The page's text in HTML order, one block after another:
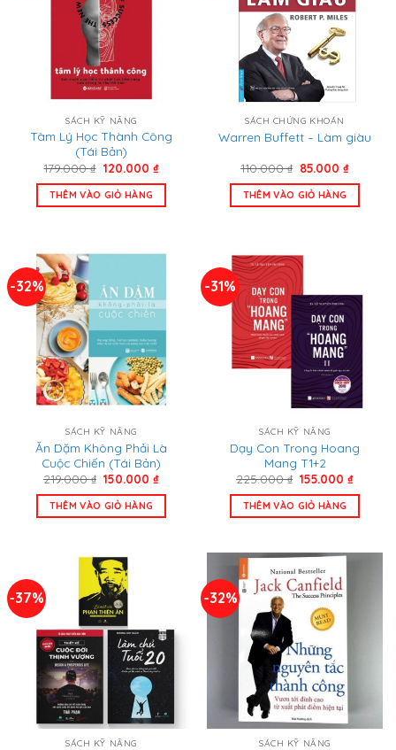
SÁCH KỸ NĂNG
Tâm Lý Học Thành Công
(Tái Bản)
179.000₫ Giá
là:
179.000 ₫.
120.000 ₫Giá
tại
THÊM VÀO GIỎ HÀNG
SÁCH CHỨNG KHOÁN
Warren Buffett – Làm giàu
110.000₫ Giá
là:
110.000 ₫.
85.000₫Giá
tại
THÊM VÀO GIỎ HÀNG
-32%
SÁCH KỸ NĂNG
Ăn Dặm Không Phải Là
Cuộc Chiến (Tái Bản)
219.000₫ Giá
là:
219.000 ₫.
150.000₫Giá
tại
THÊM VÀO GIỎ HÀNG
-31%
SÁCH KỸ NĂNG
Dạy Con Trong Hoang
Mang T1+2
225.000₫ Giá
là:
225.000 ₫.
155.000₫Giá
tại
THÊM VÀO GIỎ HÀNG
-37%
SÁCH KỸ NĂNG
-32%
SÁCH KỸ NĂNG